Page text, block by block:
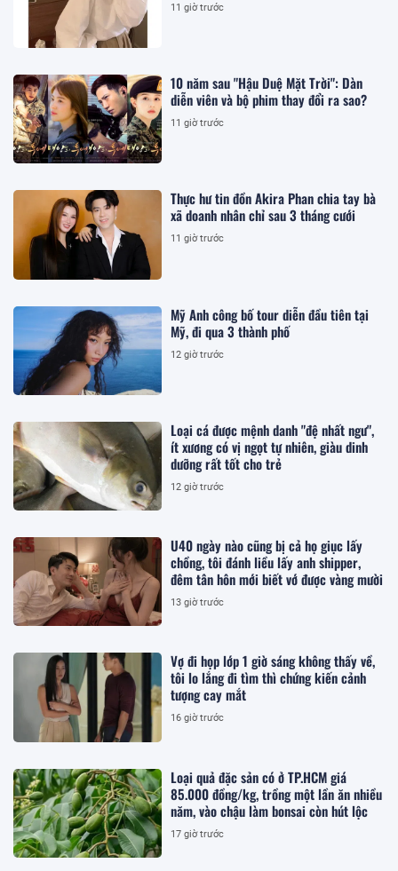
11 giờ trước
10 năm sau "Hậu Duệ Mặt Trời": Dàn
diễn viên và bộ phim thay đổi ra sao?
11 giờ trước
Thực hư tin đồn Akira Phan chia tay bà
xã doanh nhân chỉ sau 3 tháng cưới
11 giờ trước
Mỹ Anh công bố tour diễn đầu tiên tại
Mỹ, đi qua 3 thành phố
12 giờ trước
Loại cá được mệnh danh "đệ nhất ngư",
ít xương có vị ngọt tự nhiên, giàu dinh
dưỡng rất tốt cho trẻ
12 giờ trước
U40 ngày nào cũng bị cả họ giục lấy
chồng, tôi đánh liều lấy anh shipper,
đêm tân hôn mới biết vớ được vàng mười
13 giờ trước
Vợ đi họp lớp 1 giờ sáng không thấy về,
tôi lo lắng đi tìm thì chứng kiến cảnh
tượng cay mắt
16 giờ trước
Loại quả đặc sản có ở TP.HCM giá
85.000 đồng/kg, trồng một lần ăn nhiều
năm, vào chậu làm bonsai còn hút lộc
17 giờ trước